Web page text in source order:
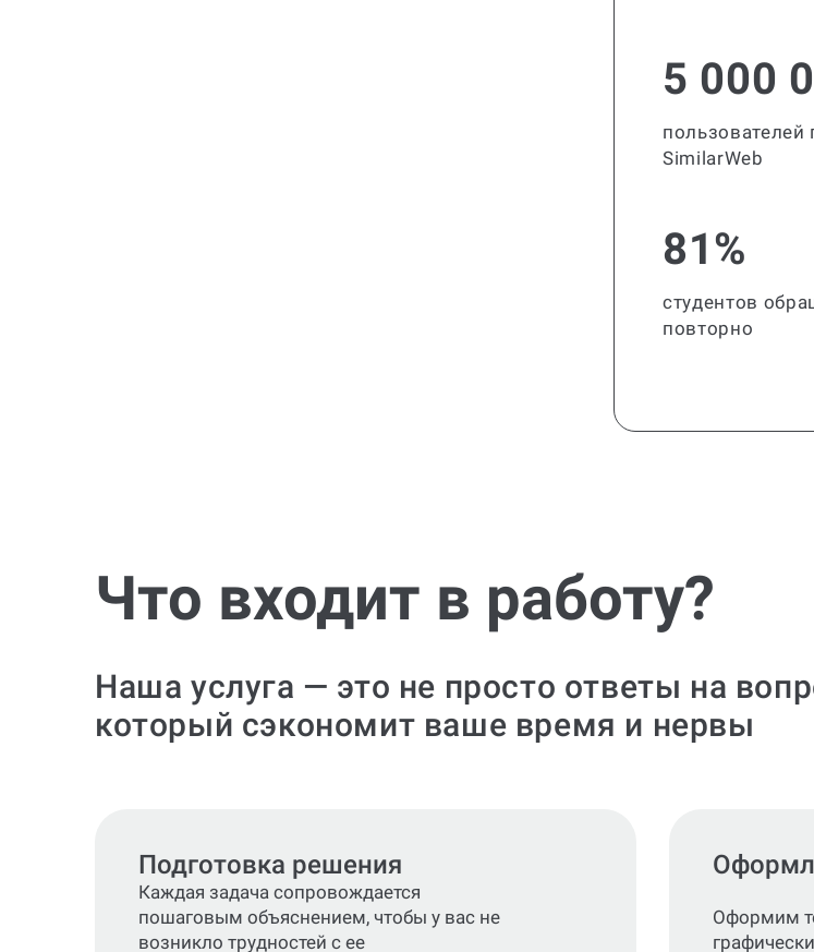
5 000
SimilarWeb
81%
студентов
повторно
Что входит в работу?
Наша услуга — это не просто ответы на
который сэкономит ваше время и нервы
Подготовка решения
Каждая задача сопровождается
пошаговым объяснением, чтобы у вас не
возникло трудностей с ее
Оформим